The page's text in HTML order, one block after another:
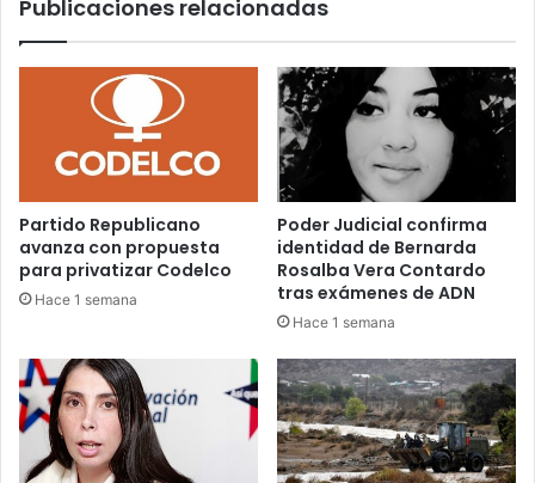
Publicaciones relacionadas
Partido Republicano
avanza con propuesta
para privatizar Codelco
Hace 1 semana
Poder Judicial confirma
identidad de Bernarda
Rosalba Vera Contardo
tras exámenes de ADN
Hace 1 semana